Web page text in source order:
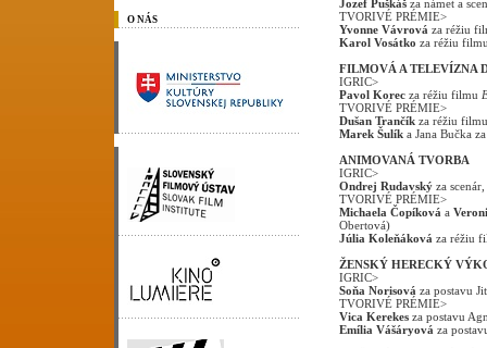
O NÁS
Jozef Puškáš za námet a
TVORIVÉ PRÉMIE>
Yvonne Vávrová za réžiu
Karol Vosátko za réžiu
FILMOVÁ A TELEVÍZNA
IGRIC>
Pavol Korec za réžiu filmu
TVORIVÉ PRÉMIE>
Dušan Trančík za réžiu
Marek Šulík a Jana Bučka
ANIMOVANÁ TVORBA
IGRIC>
Ondrej Rudavský za
TVORIVÉ PRÉMIE>
Michaela Čopíková a
Obertová)
Júlia Koleňáková za réžiu
ŽENSKÝ HERECKÝ
IGRIC>
Soňa Norisová za postavu
TVORIVÉ PRÉMIE>
Vica Kerekes za postavu
Emília Vášáryová za